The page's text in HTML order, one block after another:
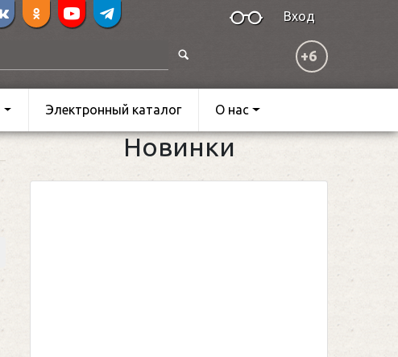
Вход
+6
Электронный каталог О нас
Новинки